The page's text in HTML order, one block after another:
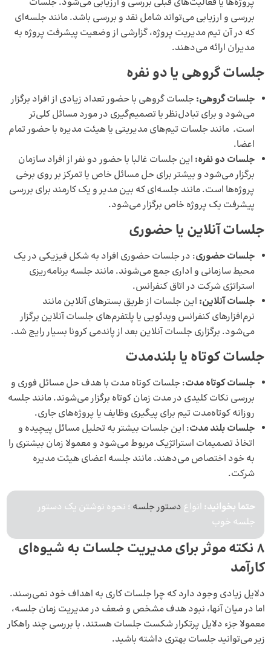
بررسی و ارزیابی می‌تواند شامل نقد و بررسی باشد. مانند جلسه‌ای
که در آن تیم مدیریت پروژه، گزارشی از وضعیت پیشرفت پروژه به
مدیران ارائه می‌دهند.
جلسات گروهی یا دو نفره
جلسات گروهی:جلسات گروهی با حضور تعداد زیادی از افراد برگزار
می‌شود و برای تبادل‌نظر یا تصمیم‌گیری در مورد مسائل کلی‌تر
است. مانند جلسات تیم‌های مدیریتی یا هیئت مدیره با حضور تمام
اعضا.
جلسات دو نفره: این جلسات غالبا با حضور دو نفر از افراد سازمان
برگزار می‌شود و بیشتر برای حل مسائل خاص یا تمرکز بر روی برخی
پروژه‌ها است. مانند جلسه‌ای که بین مدیر و یک کارمند برای بررسی
پیشرفت یک پروژه خاص برگزار می‌شود.
جلسات آنلاین یا حضوری
جلسات حضوری: در جلسات حضوری افراد به شکل فیزیکی در یک
محیط سازمانی و اداری جمع می‌شوند. مانند جلسه‌ برنامه‌ریزی
استراتژی شرکت در اتاق کنفرانس.
جلسات آنلاین: این جلسات از طریق بسترهای آنلاین مانند
نرم‌افزارهای کنفرانس ویدئویی یا پلتفرم‌های جلسات آنلاین برگزار
می‌شود. برگزاری جلسات آنلاین بعد از پاندمی کرونا بسیار رایج شد.
جلسات کوتاه یا بلندمدت
جلسات کوتاه مدت: جلسات کوتاه مدت با هدف حل مسائل فوری و
بررسی نکات کلیدی در مدت زمان کوتاه برگزار می‌شوند. مانند جلسه
روزانه کوتاه‌مدت تیم برای پیگیری وظایف یا پروژه‌های جاری.
جلسات بلند مدت: این جلسات بیشتر به تحلیل مسائل پیچیده و
اتخاذ تصمیمات استراتژیک مربوط می‌شود و معمولا زمان بیشتری را
به خود اختصاص می‌دهند. مانند جلسه اعضای هیئت مدیره
شرکت.
حتما بخوانید: انواع دستور جلسه ؛ نحوه نوشتن یک دستور
جلسه خوب
8 نکته موثر برای مدیریت جلسات به شیوه‌ای
کارآمد
دلایل زیادی وجود دارد که چرا جلسات کاری به اهداف خود نمی‌رسند.
اما در میان آنها، نبود هدف مشخص و ضعف در مدیریت زمان جلسه،
معمولا جزء دلایل پرتکرار شکست جلسات هستند. با بررسی چند راهکار
زیر می‌توانید جلسات بهتری داشته باشید.